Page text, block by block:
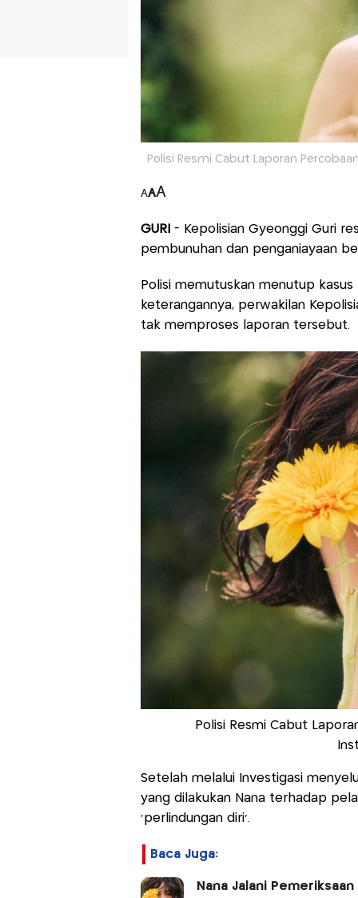
Polisi Resmi Cabut Laporan
AAA
GURI - Kepolisian Gyeonggi Guri
pembunuhan dan penganiayaan
Polisi memutuskan menutup
keterangannya, perwakilan
tak memproses laporan tersebut.
Polisi Resmi Cabut
Setelah melalui Investigasi
yang dilakukan Nana terhadap
'perlindungan diri'.
Baca Juga:
Nana Jalani